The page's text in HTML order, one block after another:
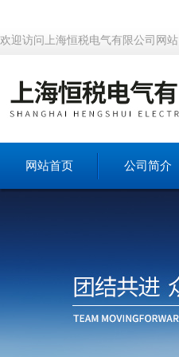
欢迎访问上海恒税电气有限公司网站
网站首页 公司简介